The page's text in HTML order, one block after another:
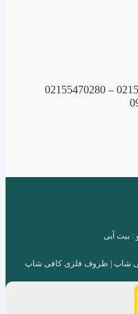
: بیت آبی
شاپ | ظروف فلزی کافی شاپ